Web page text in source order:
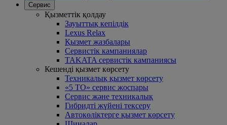
Сервис
Қызметтік қолдау
Зауыттық кепілдік
Lexus Relax
Қызмет жазбалары
Сервистік кампаниялар
TAKATA сервистік кампаниясы
Кешенді қызмет көрсету
Техникалық қызмет көрсету
«5 ТО» сервис жоспары
Сервис және техникалық
Гибридті жүйені тексеру
Автокөліктерге қызмет көрсету